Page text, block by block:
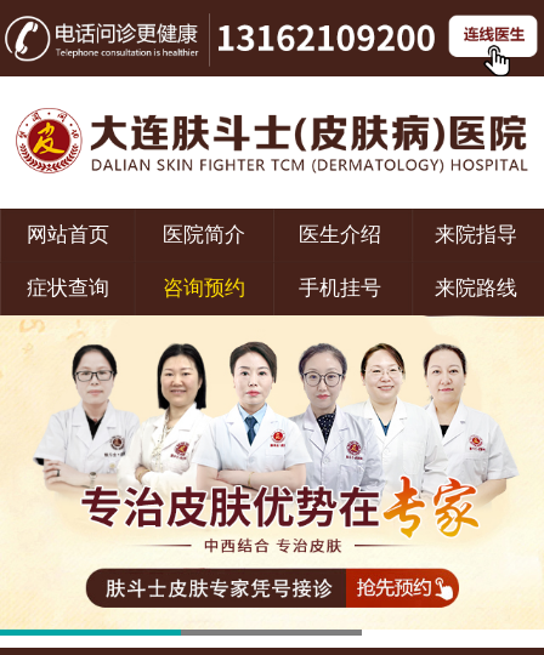
网站首页 医院简介 医生介绍 来院指导
症状查询 咨询预约 手机挂号 来院路线